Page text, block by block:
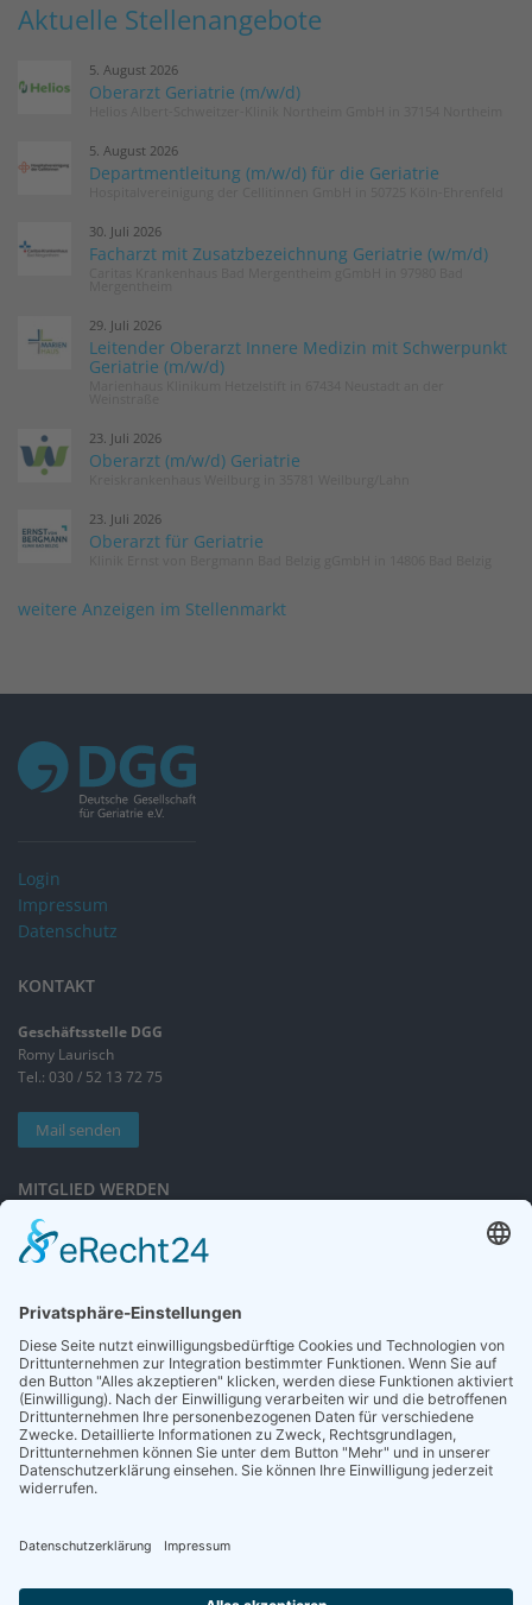
Aktuelle Stellenangebote
5. August 2026
Oberarzt Geriatrie (m/w/d)
5. August 2026
Departmentleitung (m/w/d) für die Geriatrie
30. Juli 2026
Facharzt mit Zusatzbezeichnung Geriatrie (w/m/d)
29. Juli 2026
Leitender Oberarzt Innere Medizin mit Schwerpunkt
Geriatrie (m/w/d)
23. Juli 2026
Oberarzt (m/w/d) Geriatrie
23. Juli 2026
Oberarzt für Geriatrie
weitere Anzeigen im Stellenmarkt
Login
Impressum
Datenschutz
KONTAKT
Geschäftsstelle DGG
Romy Laurisch
Tel.: 030 / 52 13 72 75
Mail senden
MITGLIED WERDEN
Sieben gute Gründe
für Ihre Mitgliedschaft
NEWSLETTER
Neuigkeiten rund um die Geriatrie und die DGG – regelmäßig in Ihrem
Postfach.